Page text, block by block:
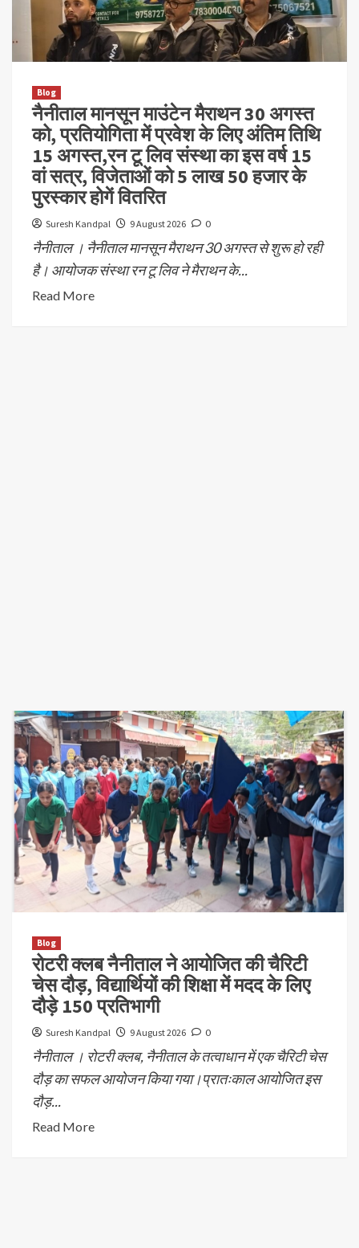
Blog
नैनीताल मानसून माउंटेन मैराथन 30 अगस्त
को, प्रतियोगिता में प्रवेश के लिए अंतिम तिथि
15 अगस्त,रन टू लिव संस्था का इस वर्ष 15
वां सत्र, विजेताओं को 5 लाख 50 हजार के
पुरस्कार होगें वितरित
Suresh Kandpal 9 August 2026 0
नैनीताल । नैनीताल मानसून मैराथन 30 अगस्त से शुरू हो रही
है। आयोजक संस्था रन टू लिव ने मैराथन के...
Read More
Blog
रोटरी क्लब नैनीताल ने आयोजित की चैरिटी
चेस दौड़, विद्यार्थियों की शिक्षा में मदद के लिए
दौड़े 150 प्रतिभागी
Suresh Kandpal 9 August 2026 0
नैनीताल । रोटरी क्लब, नैनीताल के तत्वाधान में एक चैरिटी चेस
दौड़ का सफल आयोजन किया गया।प्रातःकाल आयोजित इस
दौड़...
Read More